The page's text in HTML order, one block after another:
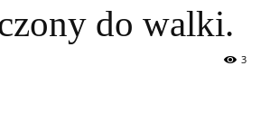
do walki.
3